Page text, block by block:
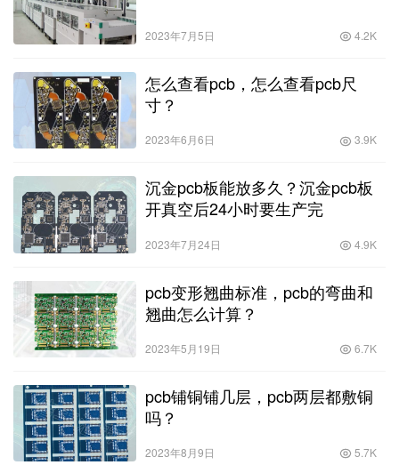
2023年7月5日 4.2K
怎么查看pcb，怎么查看pcb尺
寸？
2023年6月6日 3.9K
沉金pcb板能放多久？沉金pcb板
开真空后24小时要生产完
2023年7月24日 4.9K
pcb变形翘曲标准，pcb的弯曲和
翘曲怎么计算？
2023年5月19日 6.7K
pcb铺铜铺几层，pcb两层都敷铜
吗？
2023年8月9日 5.7K